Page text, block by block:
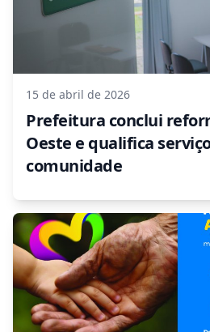
15 de abril de 2026
Prefeitura conclui
Oeste e qualifica
comunidade